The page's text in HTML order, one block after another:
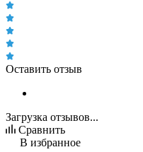
Оставить отзыв
Загрузка отзывов...
Сравнить
В избранное